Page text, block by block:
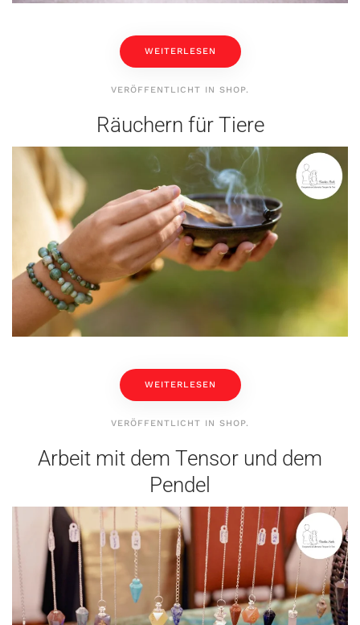
WEITERLESEN
VERÖFFENTLICHT IN SHOP.
Räuchern für Tiere
WEITERLESEN
VERÖFFENTLICHT IN SHOP.
Arbeit mit dem Tensor und dem
Pendel